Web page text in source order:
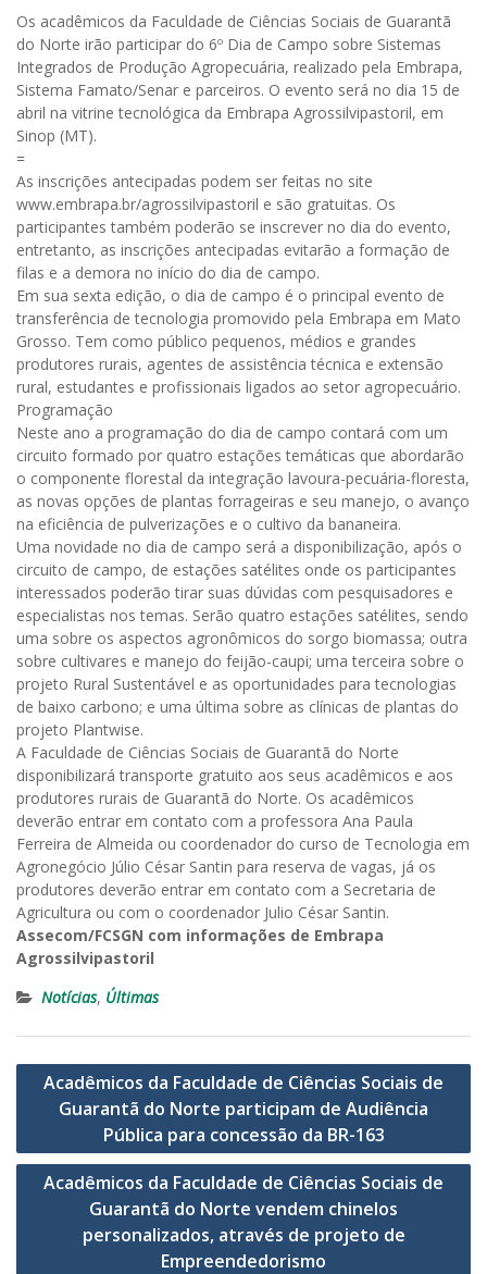
Os acadêmicos da Faculdade de Ciências Sociais de Guarantã
do Norte irão participar do 6º Dia de Campo sobre Sistemas
Integrados de Produção Agropecuária, realizado pela Embrapa,
Sistema Famato/Senar e parceiros. O evento será no dia 15 de
abril na vitrine tecnológica da Embrapa Agrossilvipastoril, em
Sinop (MT).
=
As inscrições antecipadas podem ser feitas no site
www.embrapa.br/agrossilvipastoril e são gratuitas. Os
participantes também poderão se inscrever no dia do evento,
entretanto, as inscrições antecipadas evitarão a formação de
filas e a demora no início do dia de campo.
Em sua sexta edição, o dia de campo é o principal evento de
transferência de tecnologia promovido pela Embrapa em Mato
Grosso. Tem como público pequenos, médios e grandes
produtores rurais, agentes de assistência técnica e extensão
rural, estudantes e profissionais ligados ao setor agropecuário.
Programação
Neste ano a programação do dia de campo contará com um
circuito formado por quatro estações temáticas que abordarão
o componente florestal da integração lavoura-pecuária-floresta,
as novas opções de plantas forrageiras e seu manejo, o avanço
na eficiência de pulverizações e o cultivo da bananeira.
Uma novidade no dia de campo será a disponibilização, após o
circuito de campo, de estações satélites onde os participantes
interessados poderão tirar suas dúvidas com pesquisadores e
especialistas nos temas. Serão quatro estações satélites, sendo
uma sobre os aspectos agronômicos do sorgo biomassa; outra
sobre cultivares e manejo do feijão-caupi; uma terceira sobre o
projeto Rural Sustentável e as oportunidades para tecnologias
de baixo carbono; e uma última sobre as clínicas de plantas do
projeto Plantwise.
A Faculdade de Ciências Sociais de Guarantã do Norte
disponibilizará transporte gratuito aos seus acadêmicos e aos
produtores rurais de Guarantã do Norte. Os acadêmicos
deverão entrar em contato com a professora Ana Paula
Ferreira de Almeida ou coordenador do curso de Tecnologia em
Agronegócio Júlio César Santin para reserva de vagas, já os
produtores deverão entrar em contato com a Secretaria de
Agricultura ou com o coordenador Julio César Santin.
Assecom/FCSGN com informações de Embrapa
Agrossilvipastoril
Notícias, Últimas
Navegação
Acadêmicos da Faculdade de Ciências Sociais de
Guarantã do Norte participam de Audiência
Pública para concessão da BR-163
Acadêmicos da Faculdade de Ciências Sociais de
Guarantã do Norte vendem chinelos
personalizados, através de projeto de
Empreendedorismo